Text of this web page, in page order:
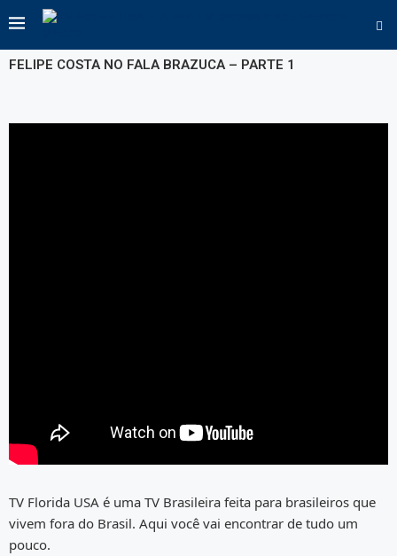
FELIPE COSTA NO FALA BRAZUCA – PARTE 1
TV Florida USA é uma TV Brasileira feita para brasileiros que
vivem fora do Brasil. Aqui você vai encontrar de tudo um
pouco.